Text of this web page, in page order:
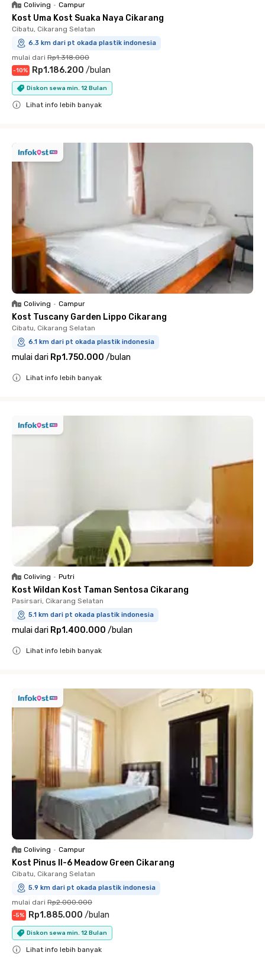
Coliving • Campur
Kost Uma Kost Suaka Naya Cikarang
Cibatu, Cikarang Selatan
6.3 km dari pt okada plastik indonesia
mulai dari Rp1.318.000
-10% Rp1.186.200 /bulan
Diskon sewa min. 12 Bulan
Lihat info lebih banyak
Coliving • Campur
Kost Tuscany Garden Lippo Cikarang
Cibatu, Cikarang Selatan
6.1 km dari pt okada plastik indonesia
mulai dari Rp1.750.000 /bulan
Lihat info lebih banyak
Coliving • Putri
Kost Wildan Kost Taman Sentosa Cikarang
Pasirsari, Cikarang Selatan
5.1 km dari pt okada plastik indonesia
mulai dari Rp1.400.000 /bulan
Lihat info lebih banyak
Coliving • Campur
Kost Pinus II-6 Meadow Green Cikarang
Cibatu, Cikarang Selatan
5.9 km dari pt okada plastik indonesia
mulai dari Rp2.000.000
-5% Rp1.885.000 /bulan
Diskon sewa min. 12 Bulan
Lihat info lebih banyak